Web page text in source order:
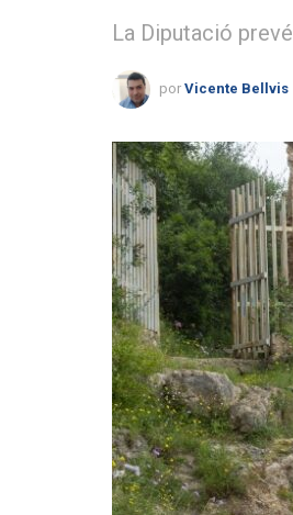
La Diputació
por Vicente Bellvis